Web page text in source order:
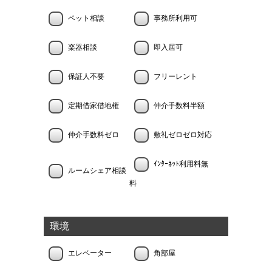
ペット相談 事務所利用可
楽器相談 即入居可
保証人不要 フリーレント
定期借家借地権 仲介手数料半額
仲介手数料ゼロ 敷礼ゼロゼロ対応
ルームシェア相談
ｲﾝﾀｰﾈｯﾄ利用料無
料
環境
エレベーター 角部屋